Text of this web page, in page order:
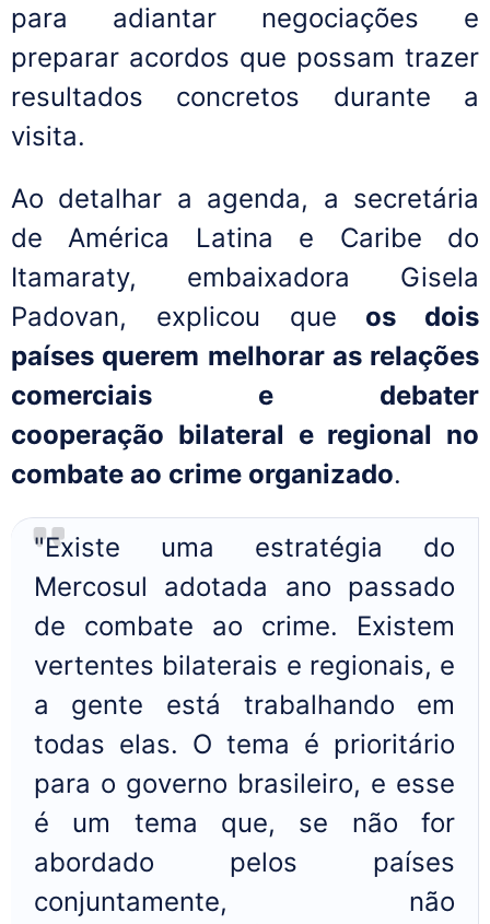
para adiantar negociações e
preparar acordos que possam trazer
resultados concretos durante a
visita.
Ao detalhar a agenda, a secretária
de América Latina e Caribe do
Itamaraty, embaixadora Gisela
Padovan, explicou que os dois
países querem melhorar as relações
comerciais e debater
cooperação bilateral e regional no
combate ao crime organizado.
"Existe uma estratégia do
Mercosul adotada ano passado
de combate ao crime. Existem
vertentes bilaterais e regionais, e
a gente está trabalhando em
todas elas. O tema é prioritário
para o governo brasileiro, e esse
é um tema que, se não for
abordado pelos países
conjuntamente, não